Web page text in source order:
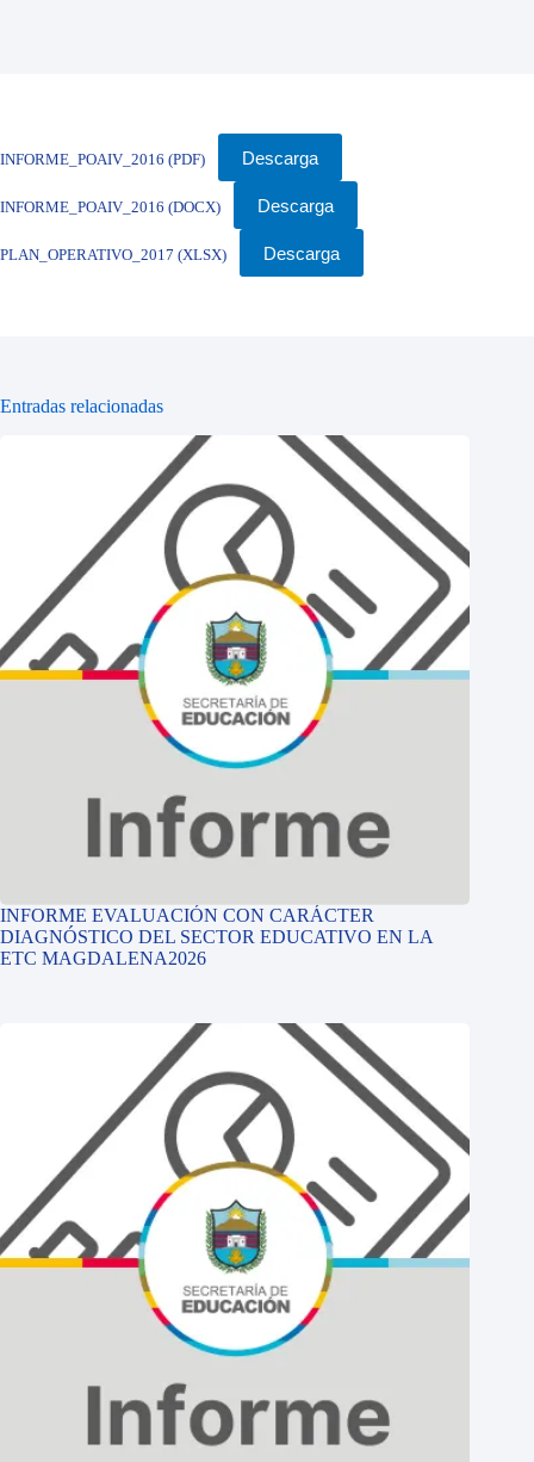
INFORME_POAIV_2016 (PDF) Descarga
INFORME_POAIV_2016 (DOCX) Descarga
PLAN_OPERATIVO_2017 (XLSX) Descarga
Entradas relacionadas
INFORME EVALUACIÓN CON CARÁCTER
DIAGNÓSTICO DEL SECTOR EDUCATIVO EN LA
ETC MAGDALENA2026